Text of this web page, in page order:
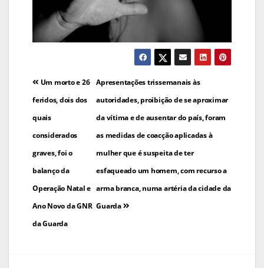
Navegação
de
artigos
Apresentações trissemanais às
autoridades, proibição de se aproximar
da vítima e de ausentar do país, foram
as medidas de coacção aplicadas à
mulher que é suspeita de ter
esfaqueado um homem, com recurso a
arma branca, numa artéria da cidade da
Guarda
Um morto e 26
feridos, dois dos
quais
considerados
graves, foi o
balanço da
Operação Natal e
Ano Novo da GNR
da Guarda